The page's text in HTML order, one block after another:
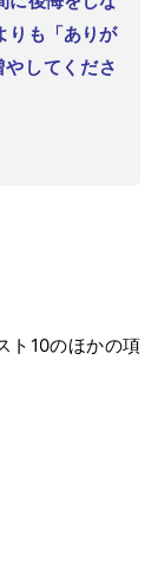
りも「ありが
してくださ
ト10のほかの項